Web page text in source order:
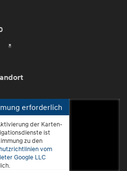
Güls
erforderlich
der Karten-
ist
zu den
vom
Google LLC